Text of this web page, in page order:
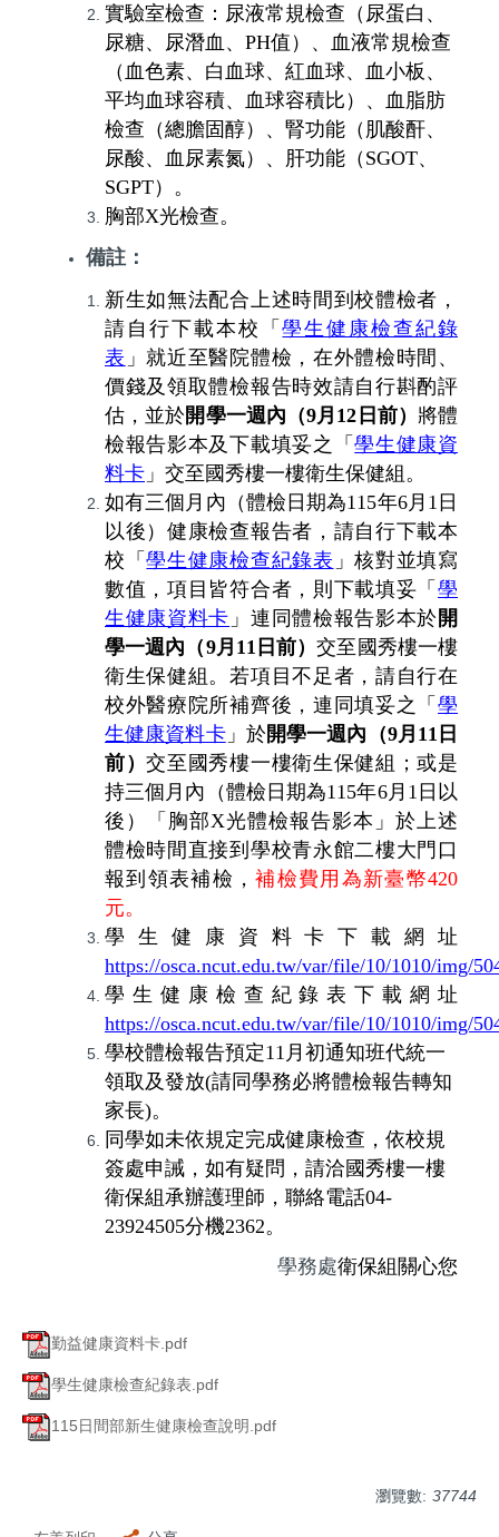
實驗室檢查：尿液常規檢查（尿蛋白、
尿糖、尿潛血、 PH值）、血液常規檢查
（血色素、白血球、紅血球、血小板、
平均血球容積、血球容積比）、血脂肪
檢查（總膽固醇）、腎功能（肌酸酐、
尿酸、血尿素氮）、肝功能（ SGOT、
SGPT）。
胸部X光檢查。
備註 ：
新生如無法配合上述時間到校體檢者，
請自行下載本校「學生健康檢查紀錄
表 」就近至醫院體檢，在外體檢時間、
價錢及領取體檢報告時效請自行斟酌評
估，並於開學一週內（9月 12 日前） 將體
檢報告影本及下載填妥之「學生健康資
料卡 」交至國秀樓一樓衛生保健組。
如有三個月內（體檢日期為115年6月 1 日
以後）健康檢查報告者，請自行下載本
校「學生健康檢查紀錄表 」核對並填寫
數值，項目皆符合者，則下載填妥「 學
生健康資料卡 」連同體檢報告影本於 開
學一週內（9月 11 日前）交至國秀樓一樓
衛生保健組。若項目不足者，請自行在
校外醫療院所補齊後，連同填妥之「 學
生健康資料卡」於開學一週內（9月 11 日
前）交至國秀樓一樓衛生保健組；或是
持三個月內（體檢日期為115年6月 1 日以
後）「胸部X光體檢報告影本」於上述
體檢時間直接到學校青永館二樓大門口
報到領表補檢，補檢費用為新臺幣420
元。
學生健康資料卡下載網址
https://osca.ncut.edu.tw/var/file/10/1010/img/
學生健康檢查紀錄表下載網址
https://osca.ncut.edu.tw/var/file/10/1010/img/
學校體檢報告預定11 月初通知班代統一
領取及發放(請同學務必將體檢報告轉知
家長)。
同學如未依規定完成健康檢查，依校規
簽處申誡，如有疑問，請洽國秀樓一樓
衛保組承辦護理師，聯絡電話04-
23924505分機2362。
學務處衛保組關心您
勤益健康資料卡.pdf
學生健康檢查紀錄表.pdf
115日間部新生健康檢查說明.pdf
瀏覽數: 37744